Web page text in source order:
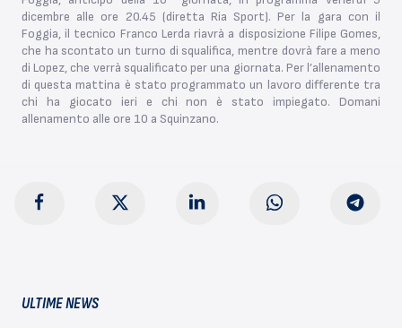
dicembre alle ore 20.45 (diretta Ria Sport). Per la gara con il
Foggia, il tecnico Franco Lerda riavrà a disposizione Filipe Gomes,
che ha scontato un turno di squalifica, mentre dovrà fare a meno
di Lopez, che verrà squalificato per una giornata. Per l’allenamento
di questa mattina è stato programmato un lavoro differente tra
chi ha giocato ieri e chi non è stato impiegato. Domani
allenamento alle ore 10 a Squinzano.
ULTIME NEWS